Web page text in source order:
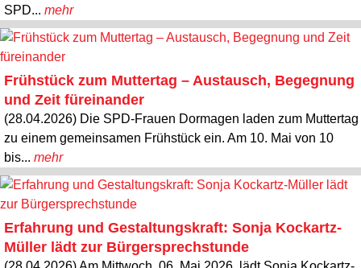
SPD... mehr
Frühstück zum Muttertag – Austausch, Begegnung
und Zeit füreinander
(28.04.2026) Die SPD-Frauen Dormagen laden zum Muttertag
zu einem gemeinsamen Frühstück ein. Am 10. Mai von 10
bis... mehr
Erfahrung und Gestaltungskraft: Sonja Kockartz-
Müller lädt zur Bürgersprechstunde